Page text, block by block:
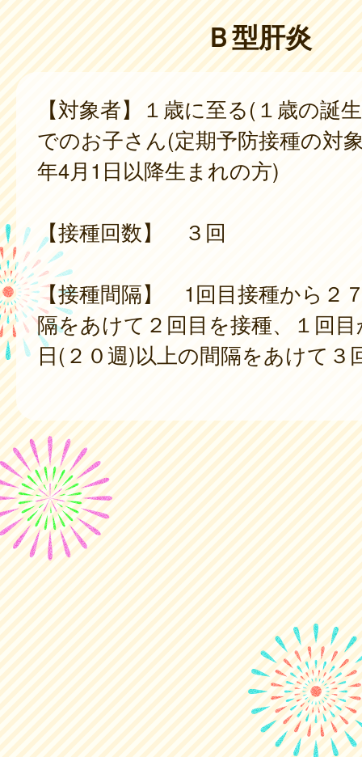
Ｂ型肝炎
【対象者】１歳に至る(１歳の誕
でのお子さん(定期予防接種の対
年4月1日以降生まれの方)
【接種回数】 ３回
【接種間隔】 1回目接種から２
隔をあけて２回目を接種、１回
日(２０週)以上の間隔をあけて３